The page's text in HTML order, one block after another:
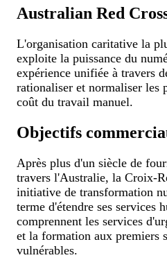
Australian Red
L'organisation caritative la
exploite la puissance du
expérience unifiée à travers
rationaliser et normaliser les
coût du travail manuel.
Objectifs
Après plus d'un siècle de
travers l'Australie, la Croix-
initiative de transformation
terme d'étendre ses services
comprennent les services
et la formation aux premiers
vulnérables.